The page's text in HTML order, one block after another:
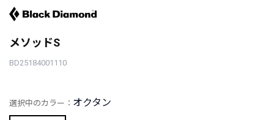
メソッドS
BD25184001110
選択中のカラー： オクタン